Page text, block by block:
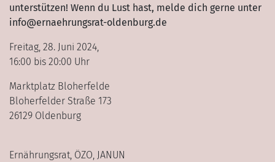
unterstützen! Wenn du Lust hast, melde dich gerne unter
info@ernaehrungsrat-oldenburg.de
Freitag, 28. Juni 2024,
16:00 bis 20:00 Uhr
Marktplatz Bloherfelde
Bloherfelder Straße 173
26129 Oldenburg
Ernährungsrat, ÖZO, JANUN